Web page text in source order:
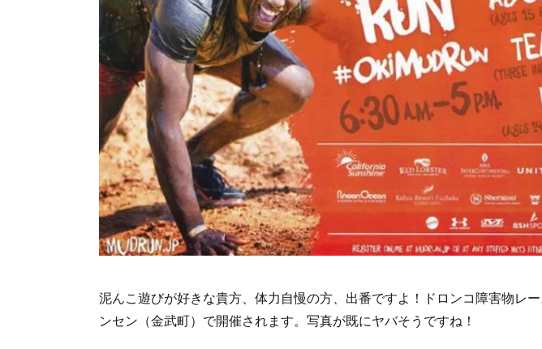
泥んこ遊びが好きな貴方、体力自慢の方、出番ですよ！ドロンコ障害物レ
ンセン（金武町）で開催されます。写真が既にヤバそうですね！